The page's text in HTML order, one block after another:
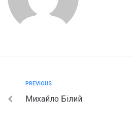
PREVIOUS
Михайло Білий